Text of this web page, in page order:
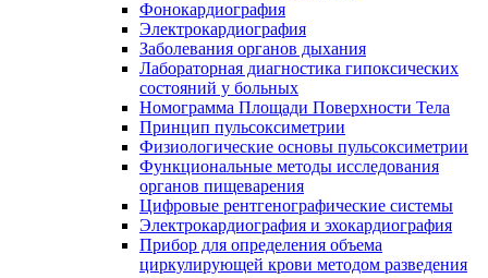
Фонокардиография
Электрокардиография
Заболевания органов дыхания
Лабораторная диагностика гипоксических
состояний у больных
Номограмма Площади Поверхности Тела
Принцип пульсоксиметрии
Физиологические основы пульсоксиметрии
Функциональные методы исследования
органов пищеварения
Цифровые рентгенографические системы
Электрокардиография и эхокардиография
Прибор для определения объема
циркулирующей крови методом разведения